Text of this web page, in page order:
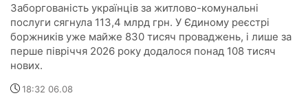
Заборгованість українців за житлово-комунальні
послуги сягнула 113,4 млрд грн. У Єдиному реєстрі
боржників уже майже 830 тисяч проваджень, і лише за
перше півріччя 2026 року додалося понад 108 тисяч
нових.
18:32 06.08